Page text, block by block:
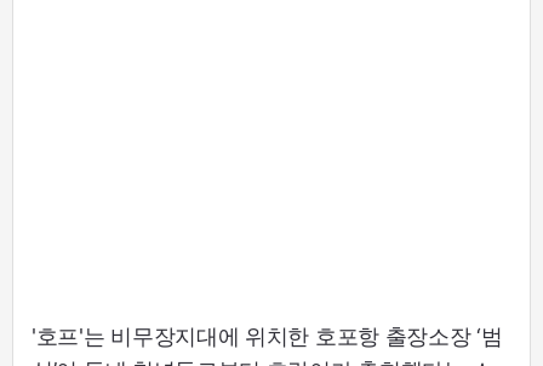
'호프'는 비무장지대에 위치한 호포항 출장소장 ‘범